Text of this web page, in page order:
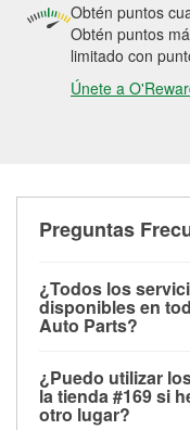
Obtén puntos
Obtén puntos
limitado con
Únete a
Preguntas
¿Todos los
disponibles en
Auto Parts?
las pruebas de
motor de arranque,
¿Puedo utilizar
la tienda #169 si
otro lugar?